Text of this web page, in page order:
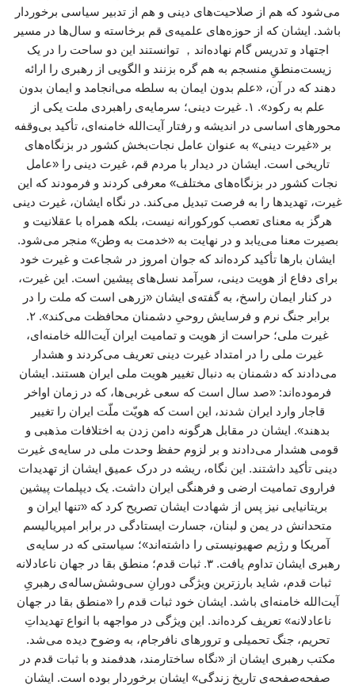
می‌شود که هم از صلاحیت‌های دینی و هم از تدبیر سیاسی برخوردار
باشد. ایشان که از حوزه‌های علمیه‌ی قم برخاسته و سال‌ها در مسیر
اجتهاد و تدریس گام نهاده‌اند， توانستند این دو ساحت را در یک
زیست‌منطقِ منسجم به هم گره بزنند و الگویی از رهبری را ارائه
دهند که در آن، «علم بدون ایمان به سلطه می‌انجامد و ایمان بدون
علم به رکود». ۱. غیرت دینی؛ سرمایه‌ی راهبردی ملت یکی از
محورهای اساسی در اندیشه و رفتار آیت‌الله خامنه‌ای، تأکید بی‌وقفه
بر «غیرت دینی» به عنوان عامل نجات‌بخش کشور در بزنگاه‌های
تاریخی است. ایشان در دیدار با مردم قم، غیرت دینی را «عامل
نجات کشور در بزنگاه‌های مختلف» معرفی کردند و فرمودند که این
غیرت، تهدیدها را به فرصت تبدیل می‌کند. در نگاه ایشان، غیرت دینی
هرگز به معنای تعصب کورکورانه نیست، بلکه همراه با عقلانیت و
بصیرت معنا می‌یابد و در نهایت به «خدمت به وطن» منجر می‌شود.
ایشان بارها تأکید کرده‌اند که جوان امروز در شجاعت و غیرت خود
برای دفاع از هویت دینی، سرآمد نسل‌های پیشین است. این غیرت،
در کنار ایمان راسخ، به گفته‌ی ایشان «زرهی است که ملت را در
برابر جنگ نرم و فرسایش روحیِ دشمنان محافظت می‌کند». ۲.
غیرت ملی؛ حراست از هویت و تمامیت ایران آیت‌الله خامنه‌ای،
غیرت ملی را در امتداد غیرت دینی تعریف می‌کردند و هشدار
می‌دادند که دشمنان به دنبال تغییر هویت ملی ایران هستند. ایشان
فرموده‌اند: «صد سال است که سعی غربی‌ها، که در زمان اواخر
قاجار وارد ایران شدند، این است که هویّت ملّت ایران را تغییر
بدهند». ایشان در مقابل هرگونه دامن زدن به اختلافات مذهبی و
قومی هشدار می‌دادند و بر لزوم حفظ وحدت ملی در سایه‌ی غیرت
دینی تأکید داشتند. این نگاه، ریشه در درک عمیق ایشان از تهدیدات
فراروی تمامیت ارضی و فرهنگی ایران داشت. یک دیپلمات پیشین
بریتانیایی نیز پس از شهادت ایشان تصریح کرد که «تنها ایران و
متحدانش در یمن و لبنان، جسارت ایستادگی در برابر امپریالیسم
آمریکا و رژیم صهیونیستی را داشته‌اند»؛ سیاستی که در سایه‌ی
رهبری ایشان تداوم یافت. ۳. ثبات قدم؛ منطق بقا در جهان ناعادلانه
ثبات قدم، شاید بارزترین ویژگی دورانِ سی‌وشش‌ساله‌ی رهبریِ
آیت‌الله خامنه‌ای باشد. ایشان خود ثبات قدم را «منطق بقا در جهان
ناعادلانه» تعریف کرده‌اند. این ویژگی در مواجهه با انواع تهدیداتِ
تحریم، جنگ تحمیلی و ترورهای نافرجام، به وضوح دیده می‌شد.
مکتب رهبری ایشان از «نگاه ساختارمند، هدفمند و با ثبات قدم در
صفحه‌صفحه‌ی تاریخ زندگی» ایشان برخوردار بوده است. ایشان